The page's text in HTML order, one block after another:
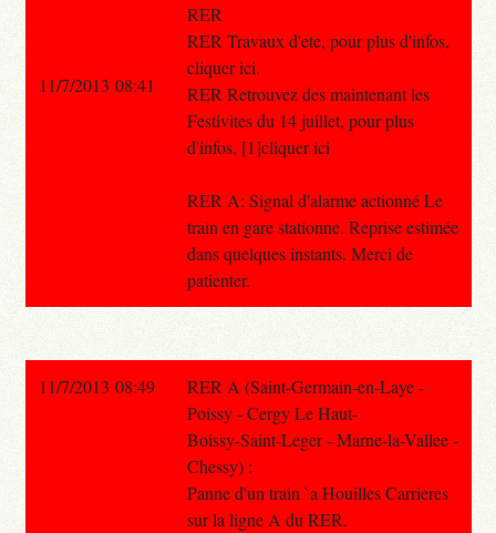
RER
RER Travaux d'ete, pour plus d'infos,
cliquer ici.
RER Retrouvez des maintenant les
Festivites du 14 juillet, pour plus
d'infos, [1]cliquer ici
RER A: Signal d'alarme actionné Le
train en gare stationne. Reprise estimée
dans quelques instants. Merci de
patienter.
11/7/2013 08:41
11/7/2013 08:49
RER A (Saint-Germain-en-Laye -
Poissy - Cergy Le Haut-
Boissy-Saint-Leger - Marne-la-Vallee -
Chessy) :
Panne d'un train `a Houilles Carrieres
sur la ligne A du RER.